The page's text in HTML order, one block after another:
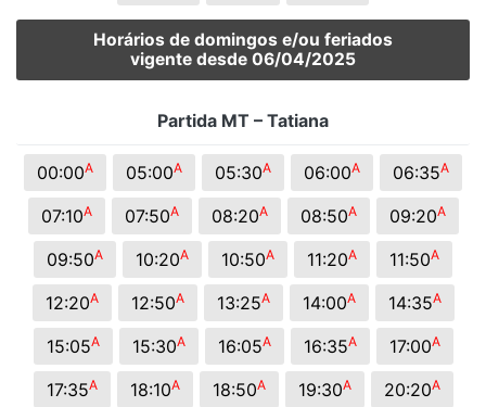
Horários de domingos e/ou feriados
vigente desde 06/04/2025
Partida MT – Tatiana
00:00A 05:00A 05:30A 06:00A 06:35A
07:10A 07:50A 08:20A 08:50A 09:20A
09:50A 10:20A 10:50A 11:20A 11:50A
12:20A 12:50A 13:25A 14:00A 14:35A
15:05A 15:30A 16:05A 16:35A 17:00A
17:35A 18:10A 18:50A 19:30A 20:20A